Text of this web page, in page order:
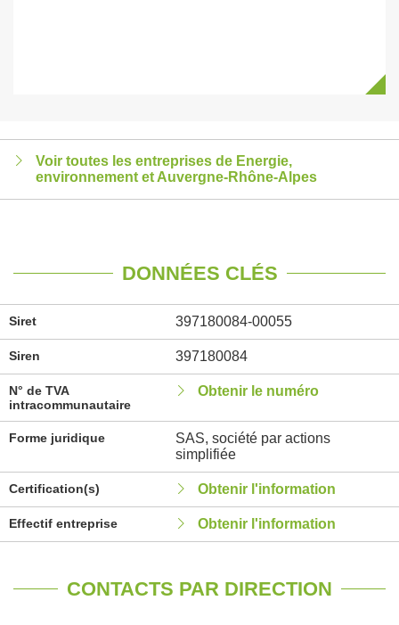
Voir toutes les entreprises de Energie,
environnement et Auvergne-Rhône-Alpes
DONNÉES CLÉS
Siret 397180084-00055
Siren 397180084
N° de TVA
intracommunautaire
Obtenir le numéro
Forme juridique
SAS, société par actions
simplifiée
Certification(s) Obtenir l'information
Effectif entreprise Obtenir l'information
CONTACTS PAR DIRECTION